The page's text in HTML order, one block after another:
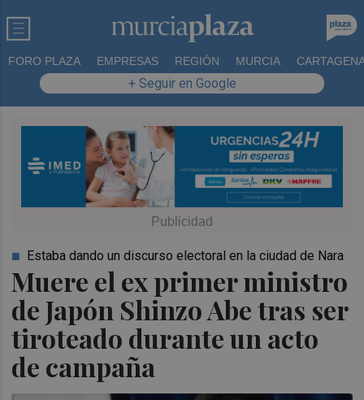
FORO PLAZA EMPRESAS REGIÓN MURCIA
+ Seguir en Google
Muere el ex primer ministro
de Japón Shinzo Abe tras ser
tiroteado durante un acto
de campaña
Estaba dando un discurso electoral en la ciudad de Nara